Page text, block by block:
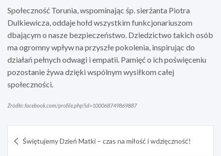
Społeczność Torunia, wspominając śp. sierżanta Piotra
Dulkiewicza, oddaje hołd wszystkim funkcjonariuszom
dbającym o nasze bezpieczeństwo. Dziedzictwo takich osób
ma ogromny wpływ na przyszłe pokolenia, inspirując do
działań pełnych odwagi i empatii. Pamięć o ich poświęceniu
pozostanie żywa dzięki wspólnym wysiłkom całej
społeczności.
Źródło: facebook.com/profile.php?id=100068749869887
wpisu
Świętujemy Dzień Matki – czas na miłość i wdzięczność!